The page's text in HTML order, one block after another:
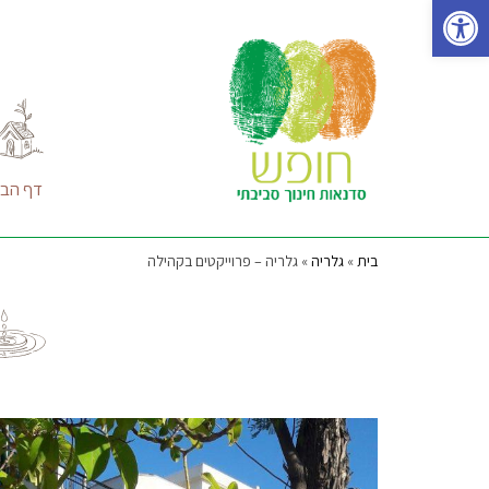
פתח סרגל נגישותSkip
to
content
דף
בית» גלריה» גלריה – פרוייקטים בקהילה